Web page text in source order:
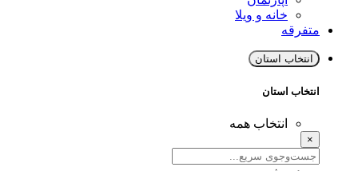
خانه و ویلا
متفرقه
انتخاب استان
انتخاب استان
انتخاب همه
×